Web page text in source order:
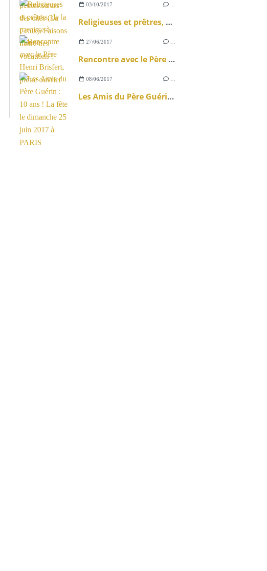
03/10/2017
Religieuses et prêtres, de la paroisse à l’usine
27/06/2017
Rencontre avec le Père Henri Brisfert, prêtre ouvrier
08/06/2017
Les Amis du Père Guérin : 10 ans ! La fête le dimanche 25 juin 2017 à PARIS